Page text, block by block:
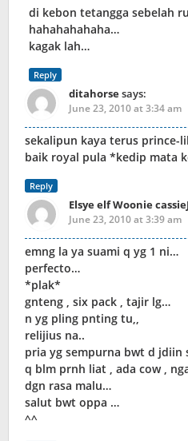
di kebon tetangga sebelah
hahahahahaha…
kagak lah…
Reply
ditahorsesays:
June 23, 2010 at 3:34 am
sekalipun kaya terus prince-
baik royal pula *kedip mata
Reply
Elsye elf Woonie
June 23, 2010 at 3:39 am
emng la ya suami q yg 1 ni…
perfecto…
*plak*
gnteng , six pack , tajir lg…
n yg pling pnting tu,,
relijius na..
pria yg sempurna bwt d jdiin
q blm prnh liat , ada cow ,
dgn rasa malu…
salut bwt oppa …
^^